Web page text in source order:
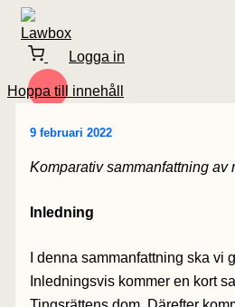
Logga in
Hoppa till innehåll
9 februari 2022
Komparativ sammanfattning av
Inledning
I denna sammanfattning ska vi
Inledningsvis kommer en kort